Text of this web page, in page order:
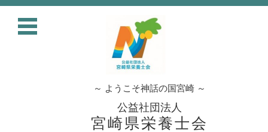
～ ようこそ神話の国宮崎 ～
公益社団法人
宮崎県栄養士会